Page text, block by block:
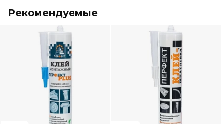
Рекомендуемые